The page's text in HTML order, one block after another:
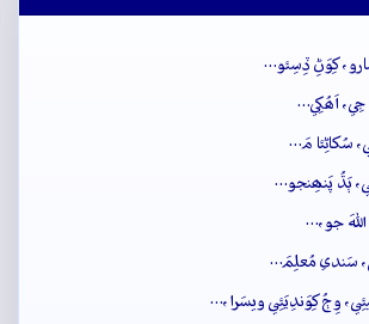
کِوَڻِ ڏِسِئو…
جِي، اَھُکِي…
سُکاڻِئا مَ…
ٻَڌُ پَنھِنجو…
جو،…
سَندي مُعلِمَ…
وِڄُ کِوَندِيَئِي ويسَرا،…